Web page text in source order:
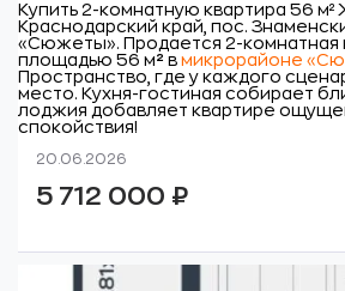
Купить 2-комнатную квартира 56
Краснодарский край, пос.
«Сюжеты». Продается 2-комнатная
площадью 56 м² в микрорайоне
Пространство, где у каждого
место. Кухня-гостиная собирает
лоджия добавляет квартире
спокойствия!
20.06.2026
5 712 000 ₽